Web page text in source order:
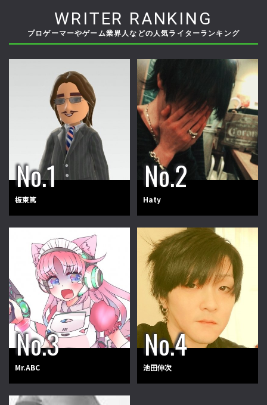
WRITER RANKING
プロゲーマーやゲーム業界人などの人気ライターランキング
板東篤 Haty
Mr.ABC 池田伸次